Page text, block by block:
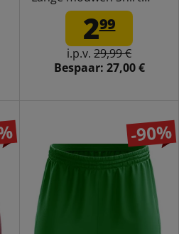
geel/blauw299
i.p.v. 29,99 €
Bespaar: 27,00 €
-90%